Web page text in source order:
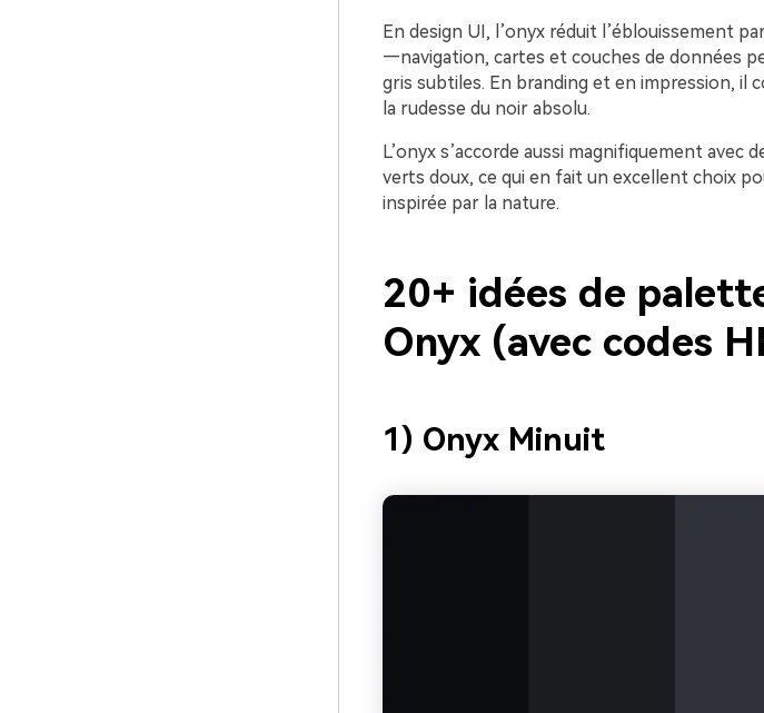
En design UI, l’onyx réduit l’éblouissement
—navigation, cartes et couches de données
gris subtiles. En branding et en impression, il
la rudesse du noir absolu.
L’onyx s’accorde aussi magnifiquement avec
verts doux, ce qui en fait un excellent choix
inspirée par la nature.
20+ idées de
Onyx (avec codes
1) Onyx Minuit